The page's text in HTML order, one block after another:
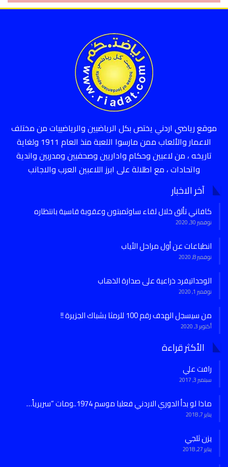
موقع رياضي اردني يختص بكل الرياضيين والرياضييات من مختلف
الاعمار والألعاب ممن مارسوا اللعبة منذ العام 1911 ولغاية
تاريخه ، من لاعبين وحكام واداريين وصحفيين ومدربين واندية
واتحادات ، مع اطلالة على ابرز اللاعبين العرب والاجانب
آخر الاخبار
كافاني تألق خلال لقاء ساوثمبتون وعقوبة قاسية بانتظاره
نوفمبر 30, 2020
انطباعات عن أول مراحل الأياب
نوفمبر 8, 2020
الوحداتيفرد ذراعية على صدارة الذهاب
نوفمبر 1, 2020
من سيسجل الهدف رقم 100 للرمثا بشباك الجزيرة !!
أكتوبر 3, 2020
الأكثر قراءة
رافت علي
سبتمبر 3, 2017
ماذا لو بدأ الدوري الاردني فعليا موسم 1974..ومات “سريرياً…
يناير 7, 2018
يزن ثلجي
يناير 27, 2018